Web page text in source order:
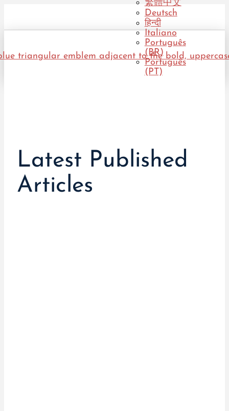
繁體中文
Deutsch
हिन्दी
Italiano
Português
(BR)
Português
(PT)
Latest Published
Articles